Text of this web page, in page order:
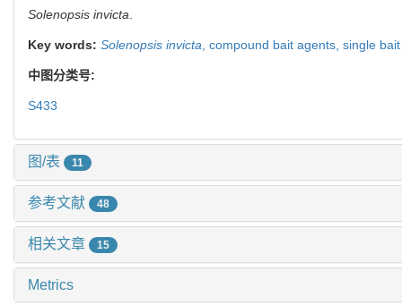
Solenopsis invicta.
Key words: Solenopsis invicta, compound bait agents, single
中图分类号:
S433
图/表 11
参考文献 48
相关文章 15
Metrics